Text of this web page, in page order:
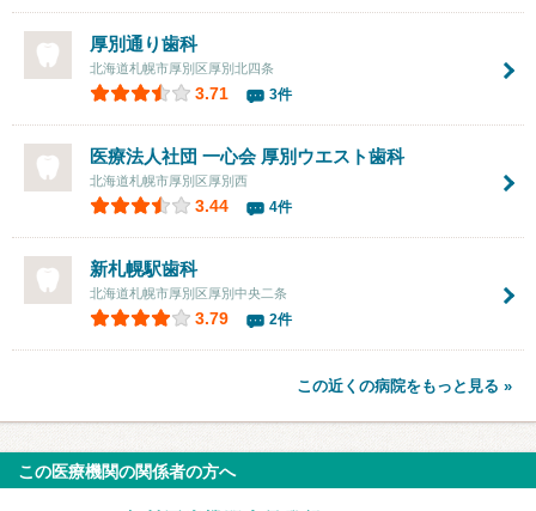
厚別通り歯科
北海道札幌市厚別区厚別北四条
3.71 3件
医療法人社団 一心会 厚別ウエスト歯科
北海道札幌市厚別区厚別西
3.44 4件
新札幌駅歯科
北海道札幌市厚別区厚別中央二条
3.79 2件
この近くの病院をもっと見る »
この医療機関の関係者の方へ